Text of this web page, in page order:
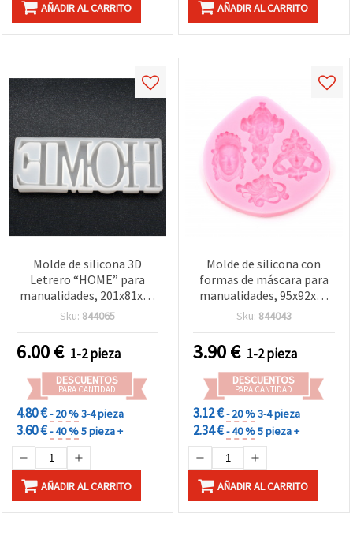
AÑADIR AL CARRITO AÑADIR AL CARRITO
Molde de silicona 3D
Letrero “HOME” para
manualidades, 201x81x25
mm
Sku: 844065
6.00€ 1-2 pieza
DESCUENTOS
PARA CANTIDAD
4.80 €- 20 %3-4 pieza
3.60 €- 40 %5 pieza +
AÑADIR AL CARRITO
Molde de silicona con
formas de máscara para
manualidades, 95x92x15
mm
Sku: 844043
3.90€ 1-2 pieza
DESCUENTOS
PARA CANTIDAD
3.12 €- 20 %3-4 pieza
2.34 €- 40 %5 pieza +
AÑADIR AL CARRITO